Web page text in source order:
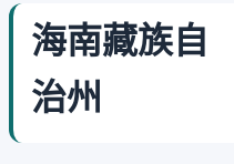
海南藏族自
治州